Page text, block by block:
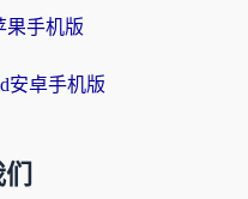
果手机版
安卓手机版